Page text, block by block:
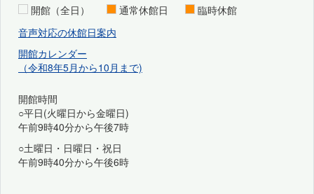
開館（全日） 通常休館日
臨時休館
音声対応の休館日案内
開館カレンダー
（令和8年5月から10月まで)
開館時間
○平日(火曜日から金曜日)
午前9時40分から午後7時
○土曜日・日曜日・祝日
午前9時40分から午後6時